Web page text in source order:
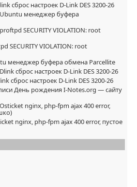
сброс настроек D-Link DES 3200-26
Ubuntu менеджер буфера
proftpd SECURITY VIOLATION: root
SECURITY VIOLATION: root
менеджер буфера обмена Parcellite
Dlink сброс настроек D-Link DES 3200-26
сброс настроек D-Link DES 3200-26
День рождения I-Notes.org — сайту
Osticket nginx, php-fpm ajax 400 error,
nginx, php-fpm ajax 400 error, пустое